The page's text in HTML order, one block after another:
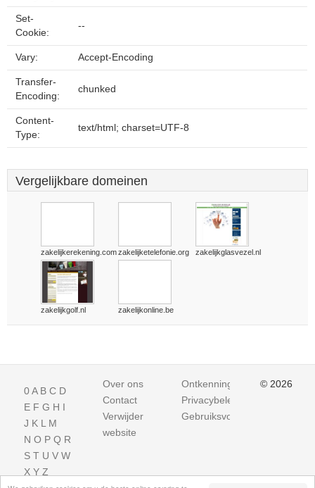
Set-
Cookie:
--
Vary: Accept-Encoding
Transfer-
Encoding:
chunked
Content-
Type:
text/html; charset=UTF-8
Vergelijkbare domeinen
zakelijkerekening.comzakelijketelefonie.org zakelijkglasvezel.nl
zakelijkgolf.nl zakelijkonline.be
0A B C D
E F G H I
J K L M
N O P Q R
S T U V W
X Y Z
Over ons
Contact
Verwijder
website
Ontkenning
Privacybeleid
Gebruiksvoorwaarden
© 2026